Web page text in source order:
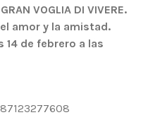
VOGLIA DI VIVERE.
amor y la amistad.
de febrero a las